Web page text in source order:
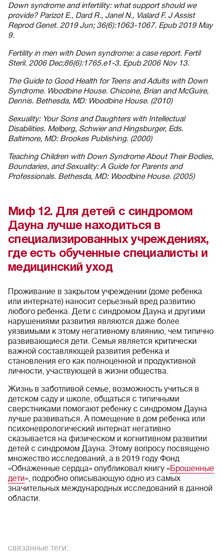
Down syndrome and infertility: what support should we
provide? Parizot E., Dard R., Janel N., Vialard F. J Assist
Reprod Genet. 2019 Jun; 36(6):1063-1067. Epub 2019 May
9.
Fertility in men with Down syndrome: a case report. Fertil
Steril. 2006 Dec;86(6):1765.e1-3. Epub 2006 Nov 13.
The Guide to Good Health for Teens and Adults with Down
Syndrome. Woodbine House. Chicoine, Brian and McGuire,
Dennis. Bethesda, MD: Woodbine House. (2010)
Sexuality: Your Sons and Daughters with Intellectual
Disabilities. Melberg, Schwier and Hingsburger, Eds.
Baltimore, MD: Brookes Publishing. (2000)
Teaching Children with Down Syndrome About Their Bodies,
Boundaries, and Sexuality: A Guide for Parents and
Professionals. Bethesda, MD: Woodbine House. (2005)
Миф 12. Для детей с синдромом
Дауна лучше находиться в
специализированных учреждениях,
где есть обученные специалисты и
медицинский уход
Проживание в закрытом учреждении (доме ребенка
или интернате) наносит серьезный вред развитию
любого ребенка. Дети с синдромом Дауна и другими
нарушениями развития являются даже более
уязвимыми к этому негативному влиянию, чем типично
развивающиеся дети. Семья является критически
важной составляющей развития ребенка и
становления его как полноценной и продуктивной
личности, участвующей в жизни общества.
Жизнь в заботливой семье, возможность учиться в
детском саду и школе, общаться с типичными
сверстниками помогают ребенку с синдромом Дауна
лучше развиваться. А помещение в дом ребенка или
психоневрологический интернат негативно
сказывается на физическом и когнитивном развитии
детей с синдромом Дауна. Этому вопросу посвящено
множество исследований, а в 2019 году Фонд
«Обнаженные сердца» опубликовал книгу «Брошенные
дети», подробно описывающую одно из самых
значительных международных исследований в данной
области.
связанные теги: